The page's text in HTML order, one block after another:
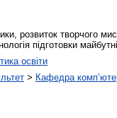
розвиток творчого
підготовки
освіти
> Кафедра